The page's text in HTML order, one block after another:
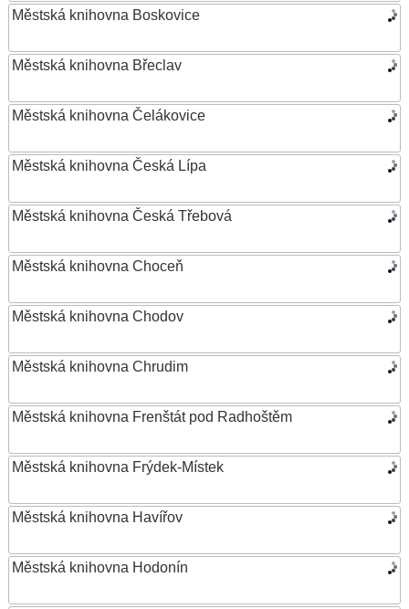
Městská knihovna Boskovice
Městská knihovna Břeclav
Městská knihovna Čelákovice
Městská knihovna Česká Lípa
Městská knihovna Česká Třebová
Městská knihovna Choceň
Městská knihovna Chodov
Městská knihovna Chrudim
Městská knihovna Frenštát pod Radhoštěm
Městská knihovna Frýdek-Místek
Městská knihovna Havířov
Městská knihovna Hodonín